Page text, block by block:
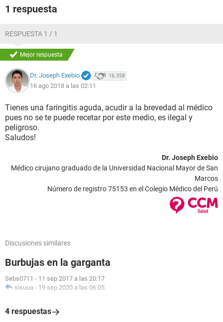
1 respuesta
RESPUESTA 1 / 1
Mejor respuesta
Dr. Joseph Exebio 16.358
16 ago 2018 a las 02:11
Tienes una faringitis aguda, acudir a la brevedad al médico
pues no se te puede recetar por este medio, es ilegal y
peligroso.
Saludos!
Dr. Joseph Exebio
Médico cirujano graduado de la Universidad Nacional Mayor de San
Marcos
Número de registro 75153 en el Colegio Médico del Perú
Discusiones similares
Burbujas en la garganta
Sebs0711 - 11 sep 2017 a las 20:17
sisuua - 19 sep 2020 a las 06:05
4 respuestas